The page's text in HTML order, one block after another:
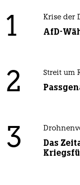
1 Krise der
AfD-
2 Streit um
3
Das